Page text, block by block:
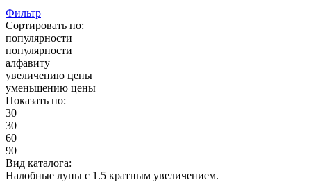
Фильтр
Сортировать по:
популярности
популярности
алфавиту
увеличению цены
уменьшению цены
Показать по:
30
30
60
90
Вид каталога:
Налобные лупы с 1.5 кратным увеличением.